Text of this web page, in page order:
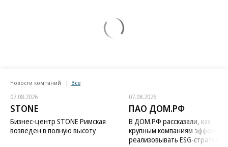
Новости компаний Все
07.08.2026
STONE
Бизнес-центр STONE Римская
возведен в полную высоту
07.08.2026
ПАО ДОМ.РФ
В ДОМ.РФ рассказали, как
крупным компаниям
реализовывать ESG-стратегию